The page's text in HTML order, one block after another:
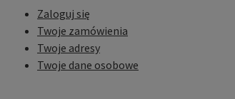
Zaloguj się
Twoje zamówienia
Twoje adresy
Twoje dane osobowe